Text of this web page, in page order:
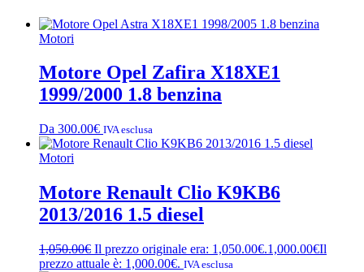
Motori
Motore Opel Zafira X18XE1
1999/2000 1.8 benzina
Da 300.00€ IVA esclusa
Motori
Motore Renault Clio K9KB6
2013/2016 1.5 diesel
1,050.00€ Il prezzo originale era: 1,050.00€.1,000.00€Il
prezzo attuale è: 1,000.00€. IVA esclusa